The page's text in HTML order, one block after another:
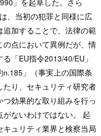
、当初の犯罪と同様に広
加することで、法律の範
点において異例だが、情
「EU指令2013/40/EU」
」（事実上の国際条
り、セキュリティ研究者
効果的な取り組みを行っ
ないわけではない。 起
ュリティ業界と検察当局